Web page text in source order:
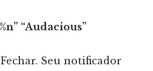
“Audacious”
Seu notificador